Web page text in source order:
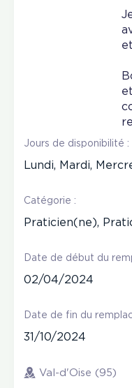
Jours de disponibilité :
Lundi, Mardi,
Catégorie :
Praticien(ne),
Date de début du
02/04/2024
Date de fin du
31/10/2024
Val-d'Oise (95)